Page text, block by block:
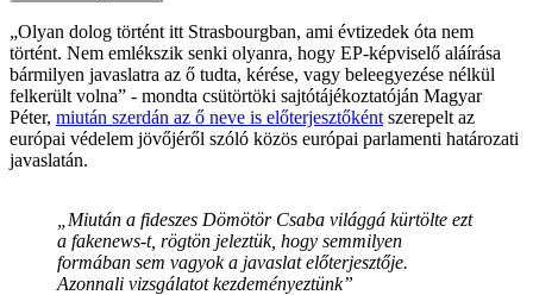
„Olyan dolog történt itt Strasbourgban, ami évtizedek óta nem
történt. Nem emlékszik senki olyanra, hogy EP-képviselő aláírása
bármilyen javaslatra az ő tudta, kérése, vagy beleegyezése nélkül
felkerült volna” - mondta csütörtöki sajtótájékoztatóján Magyar
Péter, miután szerdán az ő neve is előterjesztőként szerepelt az
európai védelem jövőjéről szóló közös európai parlamenti határozati
javaslatán.
„Miután a fideszes Dömötör Csaba világgá kürtölte ezt
a fakenews-t, rögtön jeleztük, hogy semmilyen
formában sem vagyok a javaslat előterjesztője.
Azonnali vizsgálatot kezdeményeztünk”